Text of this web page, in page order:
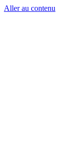
Aller au contenu